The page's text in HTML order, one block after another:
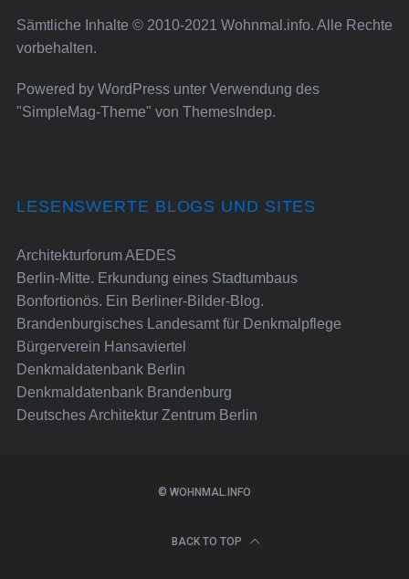
Sämtliche Inhalte © 2010-2021 Wohnmal.info. Alle Rechte
vorbehalten.
Powered by WordPressunter Verwendung des
"SimpleMag-Theme" von ThemesIndep.
LESENSWERTE BLOGS UND SITES
Architekturforum AEDES
Berlin-Mitte. Erkundung eines Stadtumbaus
Bonfortionös. Ein Berliner-Bilder-Blog.
Brandenburgisches Landesamt für Denkmalpflege
Bürgerverein Hansaviertel
Denkmaldatenbank Berlin
Denkmaldatenbank Brandenburg
Deutsches Architektur Zentrum Berlin
© WOHNMAL.INFO
BACK TO TOP